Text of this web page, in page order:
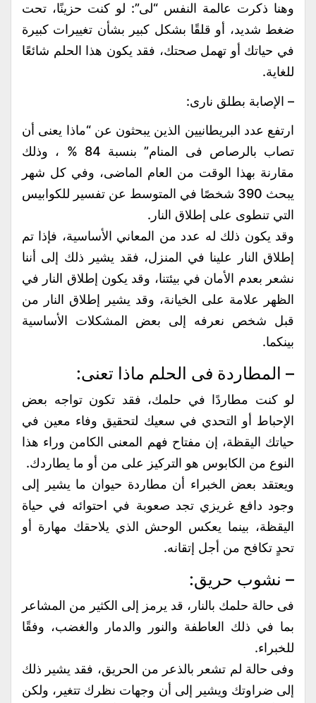
وهنا ذكرت عالمة النفس “لى”: لو كنت حزينًا، تحت
ضغط شديد، أو قلقًا بشكل كبير بشأن تغييرات كبيرة
في حياتك أو تهمل صحتك، فقد يكون هذا الحلم شائعًا
للغاية.
– الإصابة بطلق نارى:
ارتفع عدد البريطانيين الذين يبحثون عن “ماذا يعنى أن
تصاب بالرصاص فى المنام” بنسبة 84 % ، وذلك
مقارنة بهذا الوقت من العام الماضى، وفي كل شهر
يبحث 390 شخصًا في المتوسط عن تفسير للكوابيس
التي تنطوى على إطلاق النار.
وقد يكون ذلك له عدد من المعاني الأساسية، فإذا تم
إطلاق النار علينا في المنزل، فقد يشير ذلك إلى أننا
نشعر بعدم الأمان في بيئتنا، وقد يكون إطلاق النار في
الظهر علامة على الخيانة، وقد يشير إطلاق النار من
قبل شخص نعرفه إلى بعض المشكلات الأساسية
بينكما.
– المطاردة فى الحلم ماذا تعنى:
لو كنت مطاردًا في حلمك، فقد تكون تواجه بعض
الإحباط أو التحدي في سعيك لتحقيق وفاء معين في
حياتك اليقظة، إن مفتاح فهم المعنى الكامن وراء هذا
النوع من الكابوس هو التركيز على من أو ما يطاردك.
ويعتقد بعض الخبراء أن مطاردة حيوان ما يشير إلى
وجود دافع غريزي تجد صعوبة في احتوائه في حياة
اليقظة، بينما يعكس الوحش الذي يلاحقك مهارة أو
تحدٍ تكافح من أجل إتقانه.
– نشوب حريق:
فى حالة حلمك بالنار، قد يرمز إلى الكثير من المشاعر
بما في ذلك العاطفة والنور والدمار والغضب، وفقًا
للخبراء.
وفى حالة لم تشعر بالذعر من الحريق، فقد يشير ذلك
إلى ضراوتك ويشير إلى أن وجهات نظرك تتغير، ولكن